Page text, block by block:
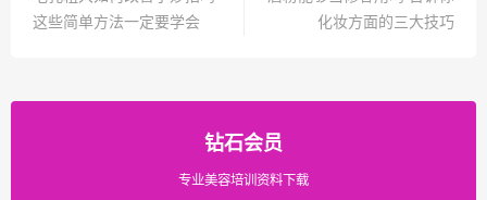
这些简单方法一定要学会
化妆方面的三大技巧
钻石会员
专业美容培训资料下载